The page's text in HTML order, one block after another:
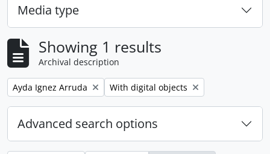
Media type
Showing 1 results
Archival description
Remove filter:
Ayda Ignez Arruda Remove filter:
With digital objects
Advanced search options